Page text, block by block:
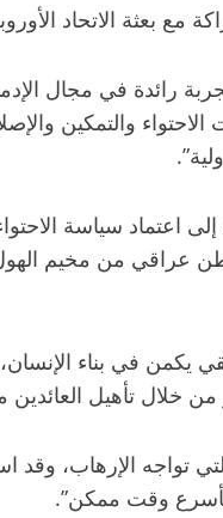
مع بعثة الاتحاد
رائدة في مجال
والتمكين
اعتماد سياسة
يكمن في بناء
من خلال تأهيل
تواجه الإرهاب،
بأسرع وقت ممكن”.